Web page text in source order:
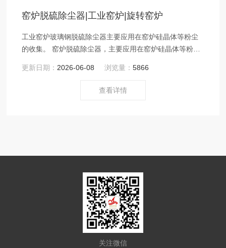
窑炉脱硫除尘器|工业窑炉|旋转窑炉
工业窑炉玻璃钢脱硫除尘器主要应用在窑炉硅晶体等粉尘
的收集。 窑炉脱硫除尘器，主要应用在窑炉硅晶体等粉尘
更新日期： 2026-06-08 浏览量：5866
查看详情
关注微信